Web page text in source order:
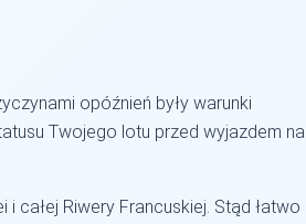
opóźnień były warunki
Twojego lotu przed wyjazdem na
całej Riwery Francuskiej. Stąd łatwo